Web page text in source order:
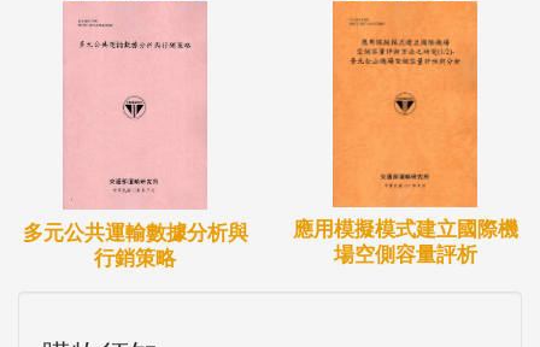
多元公共運輸數據分析與
行銷策略
應用模擬模式建立國際機
場空側容量評析